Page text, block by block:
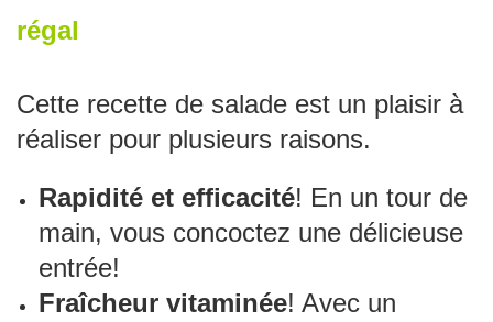
régal
Cette recette de salade est un plaisir à
réaliser pour plusieurs raisons.
Rapidité et efficacité! En un tour de
main, vous concoctez une délicieuse
entrée!
Fraîcheur vitaminée! Avec un